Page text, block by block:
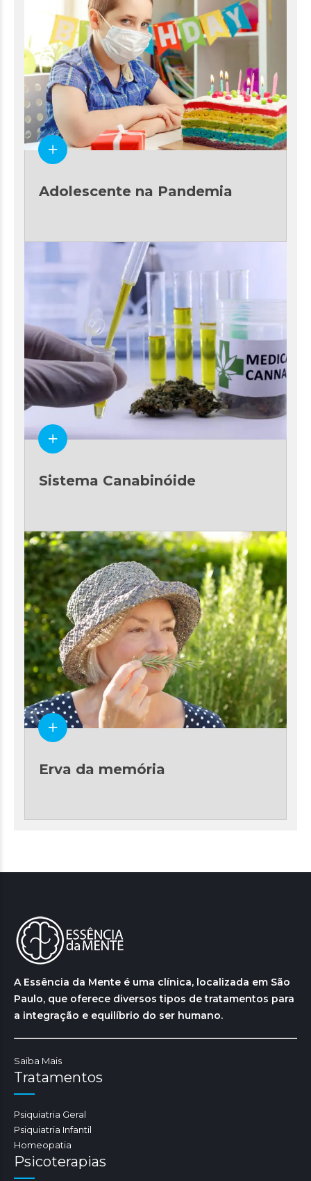
Adolescente na Pandemia
Sistema Canabinóide
Erva da memória
A Essência da Mente é uma clínica, localizada em São
Paulo, que oferece diversos tipos de tratamentos para
a integração e equilíbrio do ser humano.
Saiba Mais
Tratamentos
Psiquiatria Geral
Psiquiatria Infantil
Homeopatia
Psicoterapias